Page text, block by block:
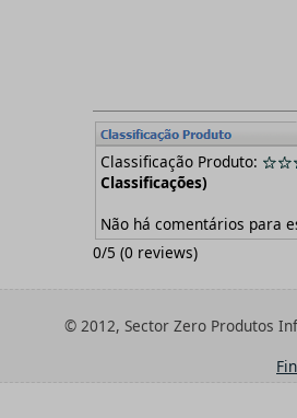
Classificação Produto:
Classificações)
Não há comentários para
0/5 (0 reviews)
© 2012, Sector Zero Produtos